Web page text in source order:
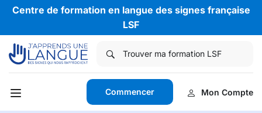
Centre de formation en langue des signes française
LSF
Commencer Mon Compte